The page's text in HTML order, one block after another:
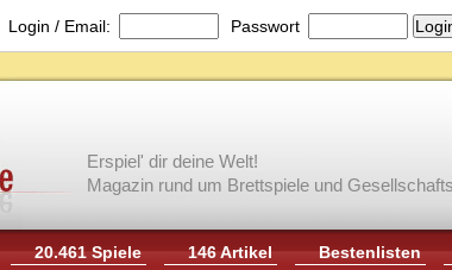
Login / Email: Passwort
Erspiel' dir deine Welt!
Magazin rund um Brettspiele und
20.461 Spiele 146 Artikel Bestenlisten